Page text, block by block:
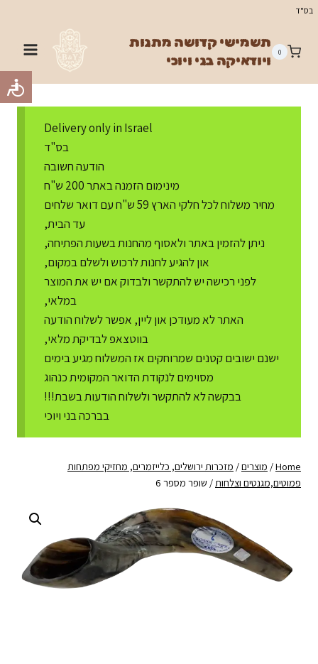
Skip
content
בס"ד
0
תשמישי קדושה מתנות
ויודאיקה בני ויוכי
Delivery only in Israel
בס"ד
הודעה חשובה
מינימום הזמנה באתר 200 ש"ח
מחיר משלוח לכל חלקי הארץ 59 ש"ח עם דואר שלחים
עד הבית,
ניתן להזמין באתר ולאסוף מהחנות בשעות הפתיחה,
און להגיע לחנות לרכוש ולשלם במקום,
לפני רכישה יש להתקשר ולבדוק אם יש את המוצר
במלאי,
האתר לא מעודכן און ליין, אפשר לשלוח הודעה
בווטצאפ לבדיקת מלאי,
ישנם ישובים קטנים שמרוחקים אז המשלוח מגיע בימים
מסוימים לנקודת הדואר המקומית כנהוג
בבקשה לא להתקשר ולשלוח הודעות בשבת!!!
בברכה בני ויוכי
Home
/ מוצרים/ מזכרות ירושלים, כלייזמרים, מחזיקי מפתחות
פמוטים,מגנטים וצלחות / שופר מספר 6